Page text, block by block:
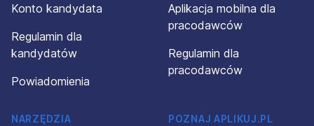
Konto kandydata
Regulamin dla
kandydatów
Powiadomienia
Aplikacja mobilna dla
pracodawców
Regulamin dla
pracodawców
NARZĘDZIA
POZNAJ APLIKUJ.PL